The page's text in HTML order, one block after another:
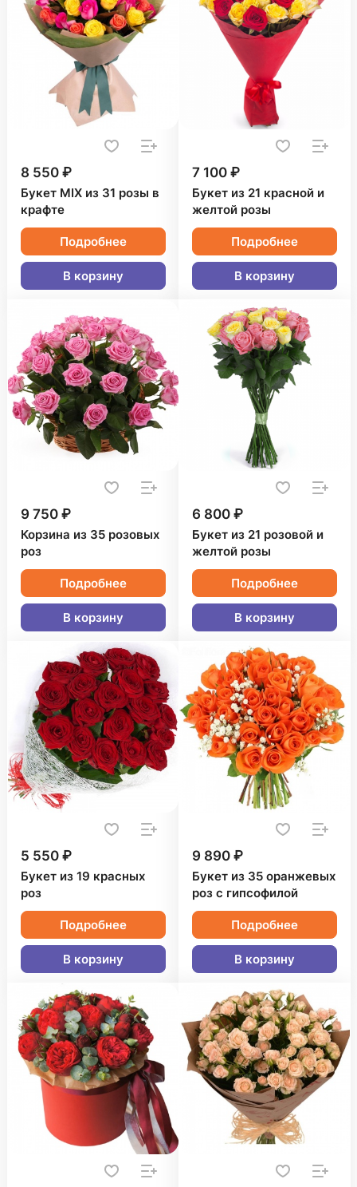
8 550 ₽
Букет MIX из 31 розы в
крафте
Подробнее
В корзину
7 100 ₽
Букет из 21 красной и
желтой розы
Подробнее
В корзину
9 750 ₽
Корзина из 35 розовых
роз
Подробнее
В корзину
6 800 ₽
Букет из 21 розовой и
желтой розы
Подробнее
В корзину
5 550 ₽
Букет из 19 красных
роз
Подробнее
В корзину
9 890 ₽
Букет из 35 оранжевых
роз с гипсофилой
Подробнее
В корзину